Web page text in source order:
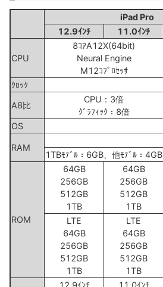
iPad Pro
12.9ｲﾝﾁ
11.0ｲﾝﾁ
CPU
8ｺｱA12X(64bit)
Neural Engine
M12ｺﾌﾟﾛｾｯｻ
ｸﾛｯｸ
A8比
CPU：3倍
ｸﾞﾗﾌｨｯｸ：8倍
OS
RAM
1TBﾓﾃﾞﾙ：6GB、他ﾓﾃﾞﾙ：4GB
ROM
64GB
256GB
512GB
1TB
64GB
256GB
512GB
1TB
LTE
64GB
256GB
512GB
1TB
LTE
64GB
256GB
512GB
1TB
12.9ｲﾝﾁ 11.0ｲﾝﾁ